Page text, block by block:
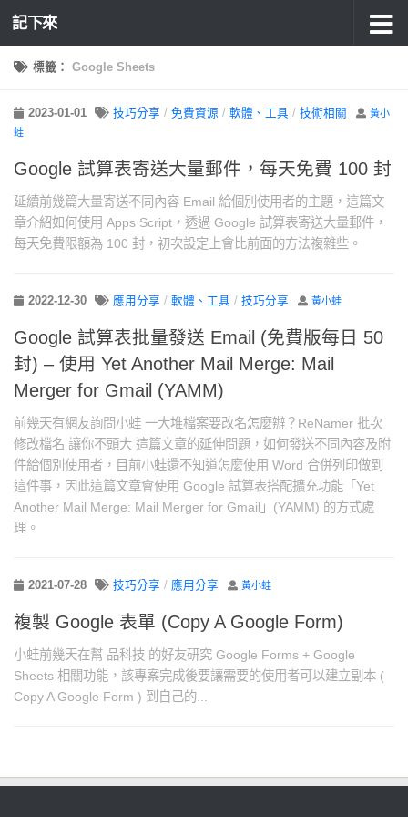
記下來
標籤： Google Sheets
2023-01-01 技巧分享 / 免費資源 / 軟體、工具 / 技術相關
黃小
蛙
Google 試算表寄送大量郵件，每天免費 100 封
延續前幾篇大量寄送不同內容 Email 給個別使用者的主題，這篇文
章介紹如何使用 Apps Script，透過 Google 試算表寄送大量郵件，
每天免費限額為 100 封，初次設定上會比前面的方法複雜些。
2022-12-30 應用分享 / 軟體、工具 / 技巧分享 黃小蛙
Google 試算表批量發送 Email (免費版每日 50
封) – 使用 Yet Another Mail Merge: Mail
Merger for Gmail (YAMM)
前幾天有網友詢問小蛙 一大堆檔案要改名怎麼辦？ReNamer 批次
修改檔名 讓你不頭大 這篇文章的延伸問題，如何發送不同內容及附
件給個別使用者，目前小蛙還不知道怎麼使用 Word 合併列印做到
這件事，因此這篇文章會使用 Google 試算表搭配擴充功能「Yet
Another Mail Merge: Mail Merger for Gmail」(YAMM) 的方式處
理。
2021-07-28 技巧分享 / 應用分享 黃小蛙
複製 Google 表單 (Copy A Google Form)
小蛙前幾天在幫 品科技 的好友研究 Google Forms + Google
Sheets 相關功能，該專案完成後要讓需要的使用者可以建立副本 (
Copy A Google Form ) 到自己的...